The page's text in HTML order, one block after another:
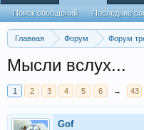
Главная Форум
Форум
Мысли вслух...
1 2 3 4 5 6 → 43
Gof
Поиск сообщений Последние